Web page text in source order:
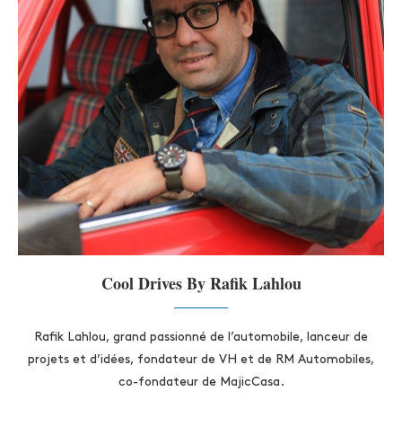
Cool Drives By Rafik Lahlou
Rafik Lahlou, grand passionné de l’automobile, lanceur de
projets et d’idées, fondateur de VH et de RM Automobiles,
co-fondateur de MajicCasa.